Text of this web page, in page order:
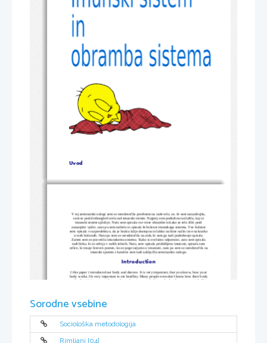
Uvod
V tej seminarski nalogi sem se osredotočila predvsem na naše telo, oz. če sem natančnejša,
sem se pod drobnogled vzela naš imunski sistem. Najprej sem podrobno razložila, kaj to
imunski sistem sploh je. Nato sem opisala vse vrste obrambe in kako se telo ščiti pred
zunanjimi vplivi, nato pa sem naštela in opisala še bolezni imunskega sistema. Vse bolezni
sem vpisala v razpredelnico, da je bralcu lažje dostopna in lahko na hiter način izve na kratko
o vseh boleznih. Nato pa sem se osredotočila na aids, ki sem ga tudi podrobneje opisala.
Zatem sem se posvetila imunskemu sistemu. Kako si zvečamo odpornost, zato sem opisala
tudi bitko, ki se odvija v naših telesih. Nato, sem opisala pridobljeno imunost, opisala sem
celice, ki imajo bistven pomen, ko se pogovarjamo o imunosti, nato pa sem se osredotočila na
imunski spomin s katerim sem tudi zaključila seminarsko nalogo.
Introduction
I this paper i introduced our body and desices. It is very important, that you know, how your
body works. It's very important to eat heatlhty. Many people even don't know how their body
works, but it's important, that you know, how you can help your body when you are sick. You
Sorodne vsebine
Sociološka metodologija
Rimljani [04]